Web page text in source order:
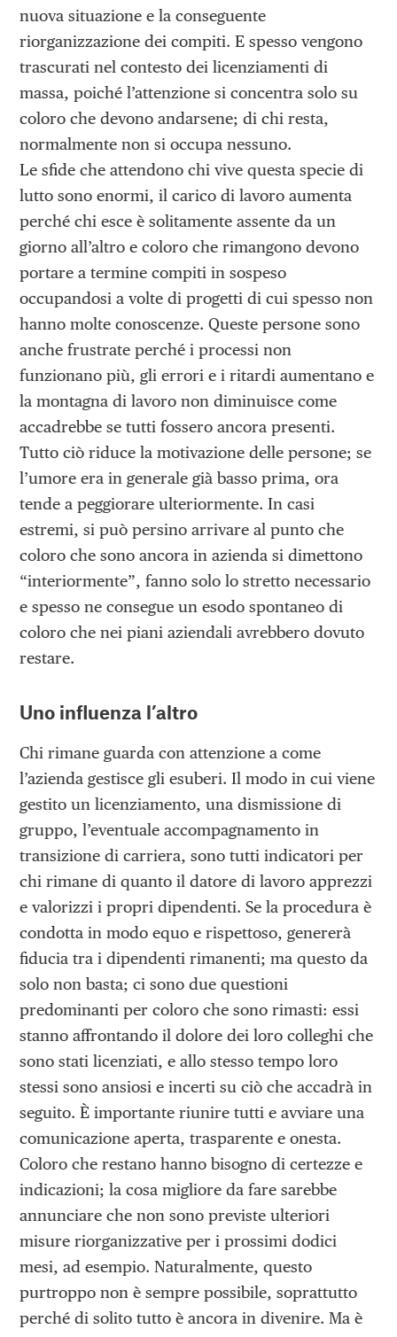
nuova situazione e la conseguente
riorganizzazione dei compiti. E spesso vengono
trascurati nel contesto dei licenziamenti di
massa, poiché l’attenzione si concentra solo su
coloro che devono andarsene; di chi resta,
normalmente non si occupa nessuno.
Le sfide che attendono chi vive questa specie di
lutto sono enormi, il carico di lavoro aumenta
perché chi esce è solitamente assente da un
giorno all’altro e coloro che rimangono devono
portare a termine compiti in sospeso
occupandosi a volte di progetti di cui spesso non
hanno molte conoscenze. Queste persone sono
anche frustrate perché i processi non
funzionano più, gli errori e i ritardi aumentano e
la montagna di lavoro non diminuisce come
accadrebbe se tutti fossero ancora presenti.
Tutto ciò riduce la motivazione delle persone; se
l’umore era in generale già basso prima, ora
tende a peggiorare ulteriormente. In casi
estremi, si può persino arrivare al punto che
coloro che sono ancora in azienda si dimettono
“interiormente”, fanno solo lo stretto necessario
e spesso ne consegue un esodo spontaneo di
coloro che nei piani aziendali avrebbero dovuto
restare.
Uno influenza l’altro
Chi rimane guarda con attenzione a come
l’azienda gestisce gli esuberi. Il modo in cui viene
gestito un licenziamento, una dismissione di
gruppo, l’eventuale accompagnamento in
transizione di carriera, sono tutti indicatori per
chi rimane di quanto il datore di lavoro apprezzi
e valorizzi i propri dipendenti. Se la procedura è
condotta in modo equo e rispettoso, genererà
fiducia tra i dipendenti rimanenti; ma questo da
solo non basta; ci sono due questioni
predominanti per coloro che sono rimasti: essi
stanno affrontando il dolore dei loro colleghi che
sono stati licenziati, e allo stesso tempo loro
stessi sono ansiosi e incerti su ciò che accadrà in
seguito. È importante riunire tutti e avviare una
comunicazione aperta, trasparente e onesta.
Coloro che restano hanno bisogno di certezze e
indicazioni; la cosa migliore da fare sarebbe
annunciare che non sono previste ulteriori
misure riorganizzative per i prossimi dodici
mesi, ad esempio. Naturalmente, questo
purtroppo non è sempre possibile, soprattutto
perché di solito tutto è ancora in divenire. Ma è